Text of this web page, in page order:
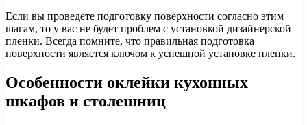
Если вы проведете подготовку поверхности согласно этим
шагам, то у вас не будет проблем с установкой дизайнерской
пленки. Всегда помните, что правильная подготовка
поверхности является ключом к успешной установке пленки.
Особенности оклейки кухонных
шкафов и столешниц